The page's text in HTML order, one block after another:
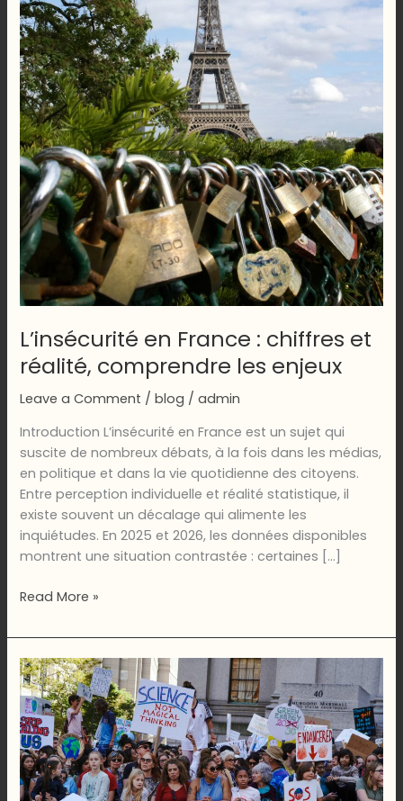
L’insécurité en France : chiffres et
réalité, comprendre les enjeux
Leave a Comment /blog /admin
Introduction L’insécurité en France est un sujet qui
suscite de nombreux débats, à la fois dans les médias,
en politique et dans la vie quotidienne des citoyens.
Entre perception individuelle et réalité statistique, il
existe souvent un décalage qui alimente les
inquiétudes. En 2025 et 2026, les données disponibles
montrent une situation contrastée : certaines […]
L’insécurité
France
:
chiffres
et
réalité,
comprendre
les
enjeux
Read More »